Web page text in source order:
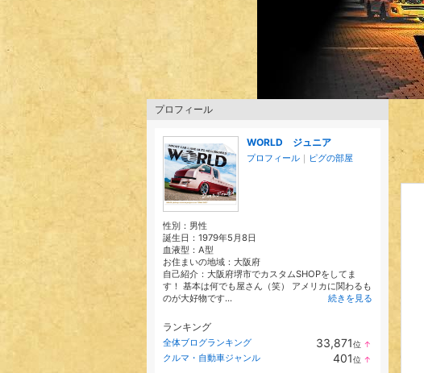
プロフィール
WORLD ジュニア
プロフィール ｜ ピグの部屋
性別： 男性
誕生日： 1979年5月8日
血液型： A型
お住まいの地域： 大阪府
自己紹介：大阪府堺市でカスタムSHOPをしてま
す！ 基本は何でも屋さん（笑） アメリカに関わるも
のが大好物です...
続きを見る
ランキング
全体ブログランキング 33,871位 ↑
クルマ・自動車ジャンル 401位 ↑